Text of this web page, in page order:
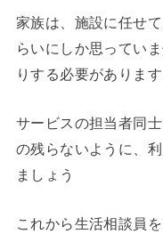
家族は、施設に任せ
らいにしか思ってい
りする必要があります
サービスの担当者同
の残らないように、
ましょう
これから生活相談員